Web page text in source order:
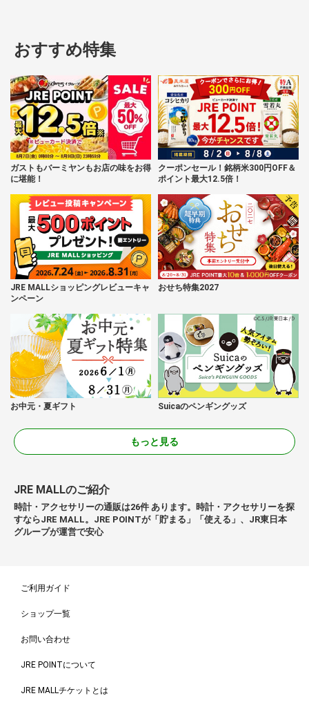
おすすめ特集
ガストもバーミヤンもお店の味をお得
に堪能！
クーポンセール！銘柄米300円OFF＆
ポイント最大12.5倍！
JRE MALLショッピングレビューキャ
ンペーン
おせち特集2027
お中元・夏ギフト Suicaのペンギングッズ
もっと見る
JRE MALLのご紹介
時計・アクセサリーの通販は26件 あります。時計・アクセサリーを探
すならJRE MALL。JRE POINTが「貯まる」「使える」、JR東日本
グループが運営で安心
ご利用ガイド
ショップ一覧
お問い合わせ
JRE POINTについて
JRE MALLチケットとは